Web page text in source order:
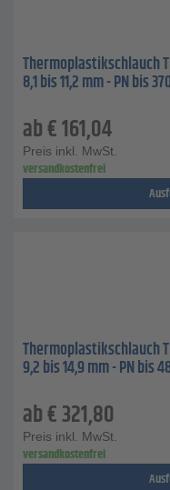
Thermoplastikschlauch
8,1 bis 11,2 mm - PN bis
ab€161,04
Preis inkl. MwSt.
versandkostenfrei
Thermoplastikschlauch
9,2 bis 14,9 mm - PN bis
ab€321,80
Preis inkl. MwSt.
versandkostenfrei